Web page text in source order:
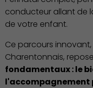
conducteur allant de
de votre enfant.
Ce parcours
Charentonnais,
fondamentaux : le
l'accompagnement